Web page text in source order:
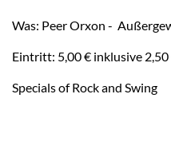
Was: Peer Orxon -
Eintritt: 5,00 € inklusive
Specials of Rock and Swing